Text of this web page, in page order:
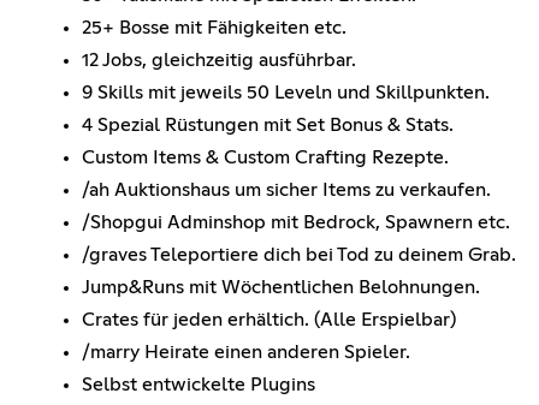
25+ Bosse mit Fähigkeiten etc.
12 Jobs, gleichzeitig ausführbar.
9 Skills mit jeweils 50 Leveln und Skillpunkten.
4 Spezial Rüstungen mit Set Bonus & Stats.
Custom Items & Custom Crafting Rezepte.
/ah Auktionshaus um sicher Items zu verkaufen.
/Shopgui Adminshop mit Bedrock, Spawnern etc.
/graves Teleportiere dich bei Tod zu deinem Grab.
Jump&Runs mit Wöchentlichen Belohnungen.
Crates für jeden erhältich. (Alle Erspielbar)
/marry Heirate einen anderen Spieler.
Selbst entwickelte Plugins